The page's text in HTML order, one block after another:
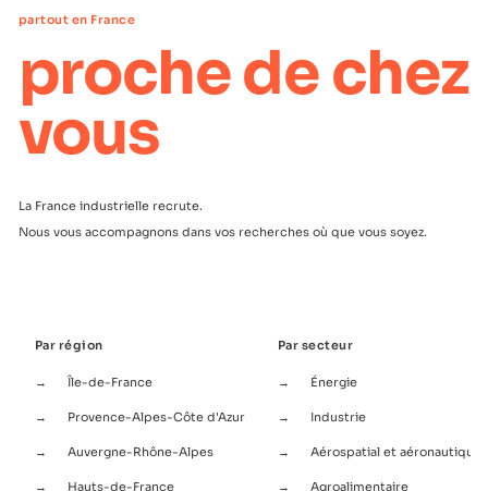
partout en France
proche de chez
vous
La France industrielle recrute.
Nous vous accompagnons dans vos recherches où que vous soyez.
Par région
Île-de-France
Provence-Alpes-Côte d'Azur
Auvergne-Rhône-Alpes
Hauts-de-France
Par secteur
Énergie
Industrie
Aérospatial et aéronautique
Agroalimentaire